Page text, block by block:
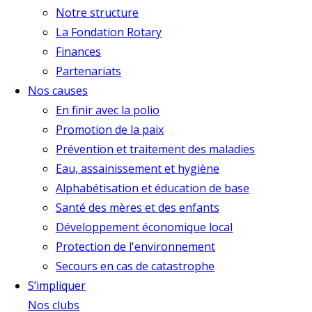
Notre structure
La Fondation Rotary
Finances
Partenariats
Nos causes
En finir avec la polio
Promotion de la paix
Prévention et traitement des maladies
Eau, assainissement et hygiène
Alphabétisation et éducation de base
Santé des mères et des enfants
Développement économique local
Protection de l'environnement
Secours en cas de catastrophe
S’impliquer
Nos clubs